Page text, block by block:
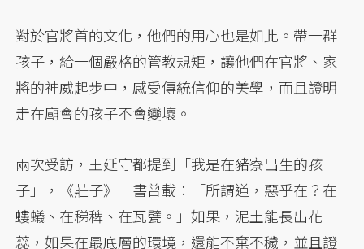
對於官將首的文化，他們的用心也是如此。帶一群
孩子，給一個嚴格的管教規矩，讓他們在官將、家
將的神威起步中，感受傳統信仰的美學，而且證明
走在廟會的孩子不會變壞。
兩次受訪，王延守都提到「我是在豬寮出生的孩
子」，《莊子》一書曾載：「所謂道，惡乎在？在
螻蟻、在稊稗、在瓦甓。」如果，泥土能長出花
蕊，如果在最底層的環境，還能不棄不穢，並且證